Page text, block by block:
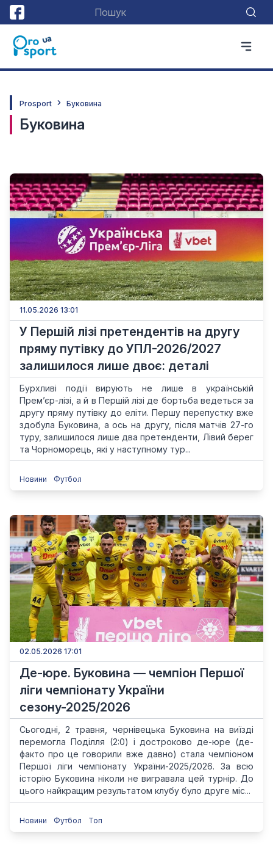
Prosport Буковина
Буковина
11.05.2026 13:01
У Першій лізі претендентів на другу
пряму путівку до УПЛ-2026/2027
залишилося лише двоє: деталі
Бурхливі події вирують не лише в українській
Прем’єр-лізі, а й в Першій лізі де бортьба ведеться за
другу пряму путівку до еліти. Першу перепустку вже
здобула Буковина, а ось на другу, після матчів 27-го
туру, залишилося лише два претенденти, Лівий берег
та Чорноморець, які у наступному тур...
Новини Футбол
02.05.2026 17:01
Де-юре. Буковина — чемпіон Першої
ліги чемпіонату України
сезону-2025/2026
Сьогодні, 2 травня, чернівецька Буковина на виїзді
перемогла Поділля (2:0) і достроково де-юре (де-
факто про це говорили вже давно) стала чемпіоном
Першої ліги чемпіонату України-2025/2026. За всю
історію Буковина ніколи не вигравала цей турнір. До
цього найкращим результатом клубу було друге міс...
Новини Футбол Топ